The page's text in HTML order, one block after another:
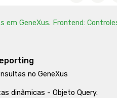
em GeneXus. Frontend:
no GeneXus
dinâmicas - Objeto Query.